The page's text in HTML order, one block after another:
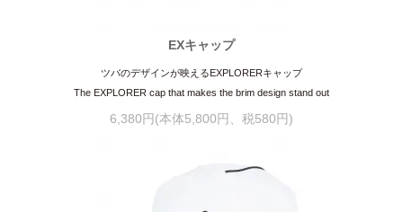
EXキャップ
ツバのデザインが映えるEXPLORERキャップ
The EXPLORER cap that makes the brim design stand out
6,380円(本体5,800円、税580円)